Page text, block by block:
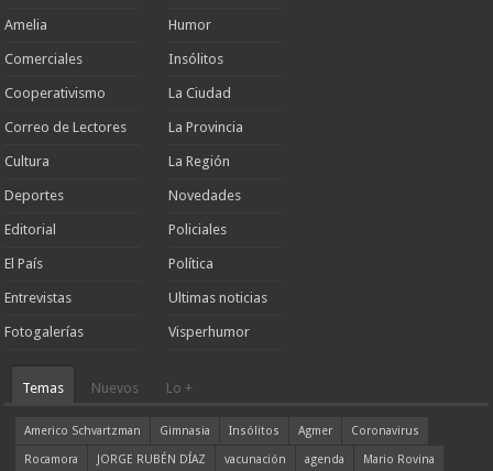
Amelia
Comerciales
Cooperativismo
Correo de Lectores
Cultura
Deportes
Editorial
El País
Entrevistas
Fotogalerías
Humor
Insólitos
La Ciudad
La Provincia
La Región
Novedades
Policiales
Política
Ultimas noticias
Visperhumor
Temas Nuevos Lo +
Americo Schvartzman Gimnasia Insólitos Agmer
Coronavirus
Rocamora
JORGE RUBÉN DÍAZ vacunación agenda
Mario Rovina